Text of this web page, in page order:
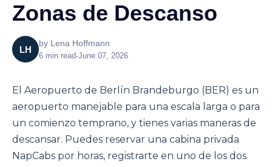
Zonas de Descanso
LH
by Lena Hoffmann
6 min read•June 07, 2026
El Aeropuerto de Berlín Brandeburgo (BER) es un
aeropuerto manejable para una escala larga o para
un comienzo temprano, y tienes varias maneras de
descansar. Puedes reservar una cabina privada
NapCabs por horas, registrarte en uno de los dos